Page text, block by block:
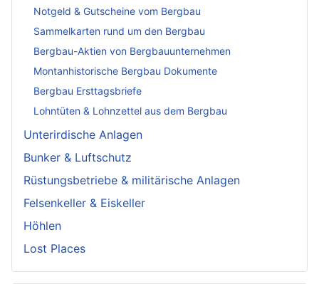
Notgeld & Gutscheine vom Bergbau
Sammelkarten rund um den Bergbau
Bergbau-Aktien von Bergbauunternehmen
Montanhistorische Bergbau Dokumente
Bergbau Ersttagsbriefe
Lohntüten & Lohnzettel aus dem Bergbau
Unterirdische Anlagen
Bunker & Luftschutz
Rüstungsbetriebe & militärische Anlagen
Felsenkeller & Eiskeller
Höhlen
Lost Places